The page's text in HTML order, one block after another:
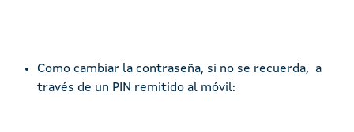
Como cambiar la contraseña, si no se recuerda, a
través de un PIN remitido al móvil: